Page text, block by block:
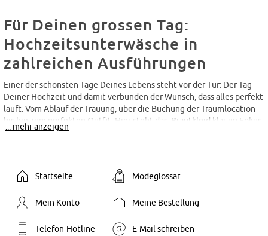
Für Deinen grossen Tag:
Hochzeitsunterwäsche in
zahlreichen Ausführungen
Einer der schönsten Tage Deines Lebens steht vor der Tür: Der Tag
Deiner Hochzeit und damit verbunden der Wunsch, dass alles perfekt
läuft. Vom Ablauf der Trauung, über die Buchung der Traumlocation
bis hin zum perfekten Outfit. Hier steht das Brautkleid klar im Fokus.
Doch auch unter dem
Hochzeitsunterwäsche, die diesen besonderen Tag noch schöner
machen. Entdecke unsere stilvolle Auswahl an Hochzeitsdessous und
Mach Dein Hochzeitsoutfit
... mehr anzeigen
Startseite Modeglossar
Mein Konto Meine Bestellung
Telefon-Hotline E-Mail schreiben